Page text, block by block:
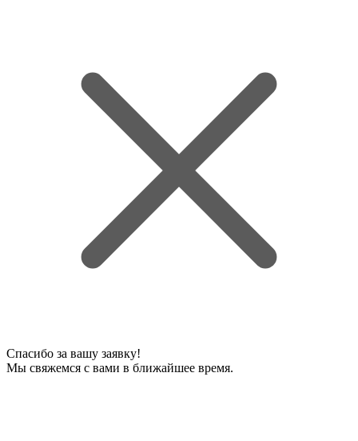
Спасибо за вашу заявку!
Мы свяжемся с вами в ближайшее время.